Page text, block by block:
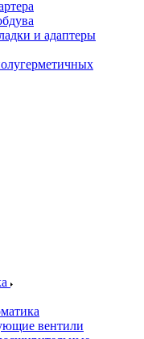
и адаптеры
вентили